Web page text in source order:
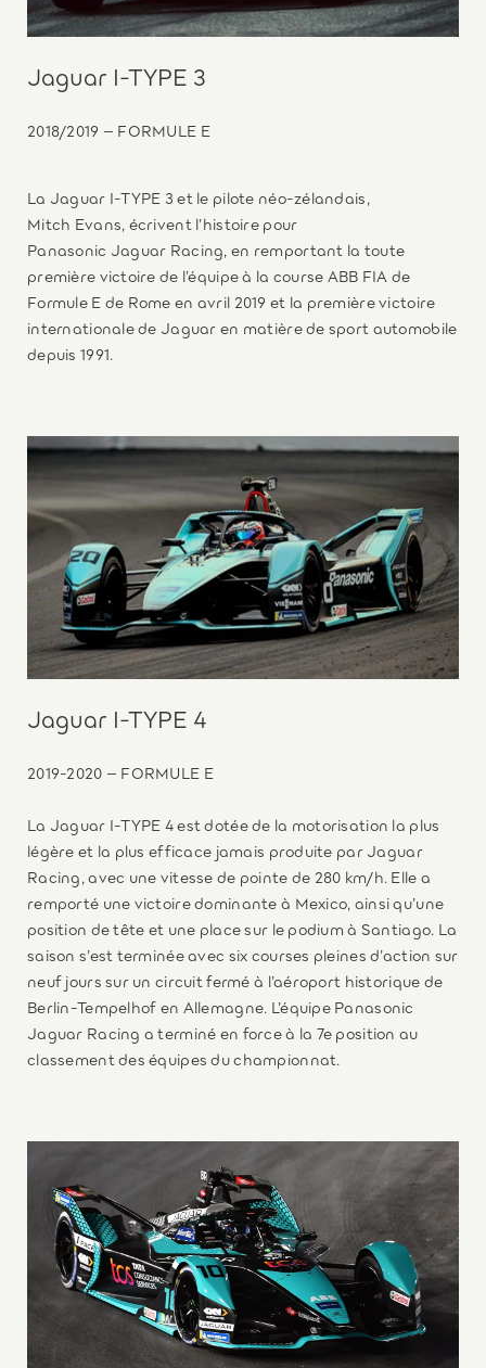
Jaguar I-TYPE 3
2018/2019 – FORMULE E
La Jaguar I-TYPE 3 et le pilote néo-zélandais,
Mitch Evans, écrivent l’histoire pour
Panasonic Jaguar Racing, en remportant la toute
première victoire de l’équipe à la course ABB FIA de
Formule E de Rome en avril 2019 et la première victoire
internationale de Jaguar en matière de sport automobile
depuis 1991.
Jaguar I-TYPE 4
2019-2020 – FORMULE E
La Jaguar I-TYPE 4 est dotée de la motorisation la plus
légère et la plus efficace jamais produite par Jaguar
Racing, avec une vitesse de pointe de 280 km/h. Elle a
remporté une victoire dominante à Mexico, ainsi qu’une
position de tête et une place sur le podium à Santiago. La
saison s’est terminée avec six courses pleines d’action sur
neuf jours sur un circuit fermé à l’aéroport historique de
Berlin-Tempelhof en Allemagne. L’équipe Panasonic
Jaguar Racing a terminé en force à la 7e position au
classement des équipes du championnat.